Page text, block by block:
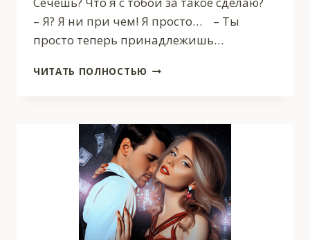
– Я? Я ни при чем! Я просто… – Ты
просто теперь принадлежишь…
ЧИТАТЬ ПОЛНОСТЬЮ МОЯ